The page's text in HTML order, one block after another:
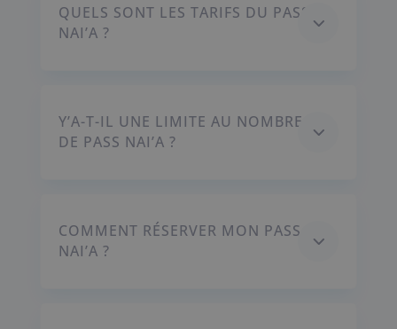
3
QUELS SONT LES TARIFS DU PASS
NAI’A ?
3
Y’A-T-IL UNE LIMITE AU NOMBRE
DE PASS NAI’A ?
3
COMMENT RÉSERVER MON PASS
NAI’A ?